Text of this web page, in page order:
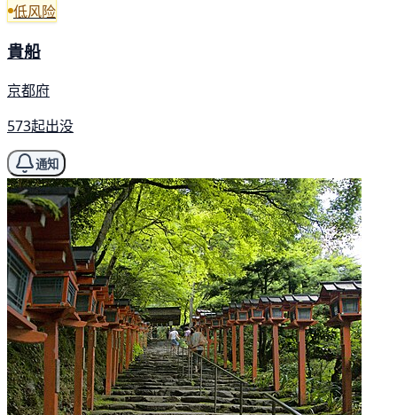
低风险
貴船
京都府
573起出没
通知